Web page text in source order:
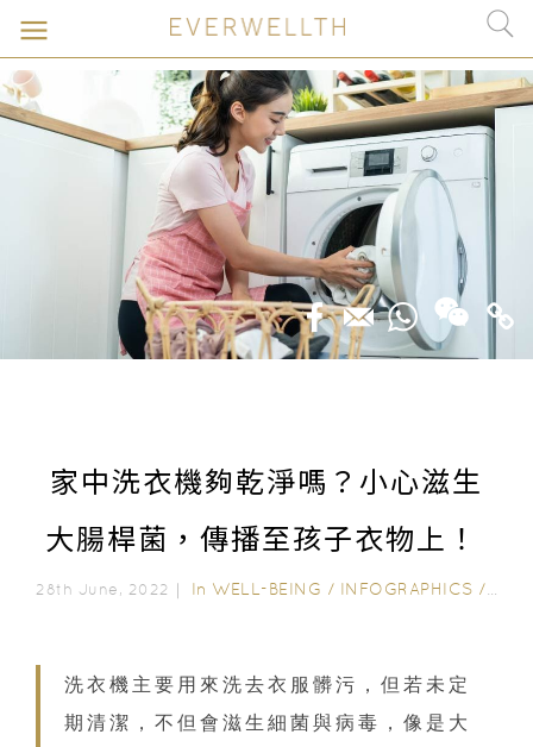
家中洗衣機夠乾淨嗎？小心滋生
大腸桿菌，傳播至孩子衣物上！
28th June, 2022｜ In WELL-BEING / INFOGRAPHICS /
洗衣機主要用來洗去衣服髒污，但若未定
期清潔，不但會滋生細菌與病毒，像是大